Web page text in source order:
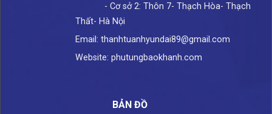
- Cơ sở 2: Thôn 7- Thạch Hòa- Thạch
Thất- Hà Nội
Email: thanhtuanhyundai89@gmail.com
Website: phutungbaokhanh.com
BẢN ĐỒ